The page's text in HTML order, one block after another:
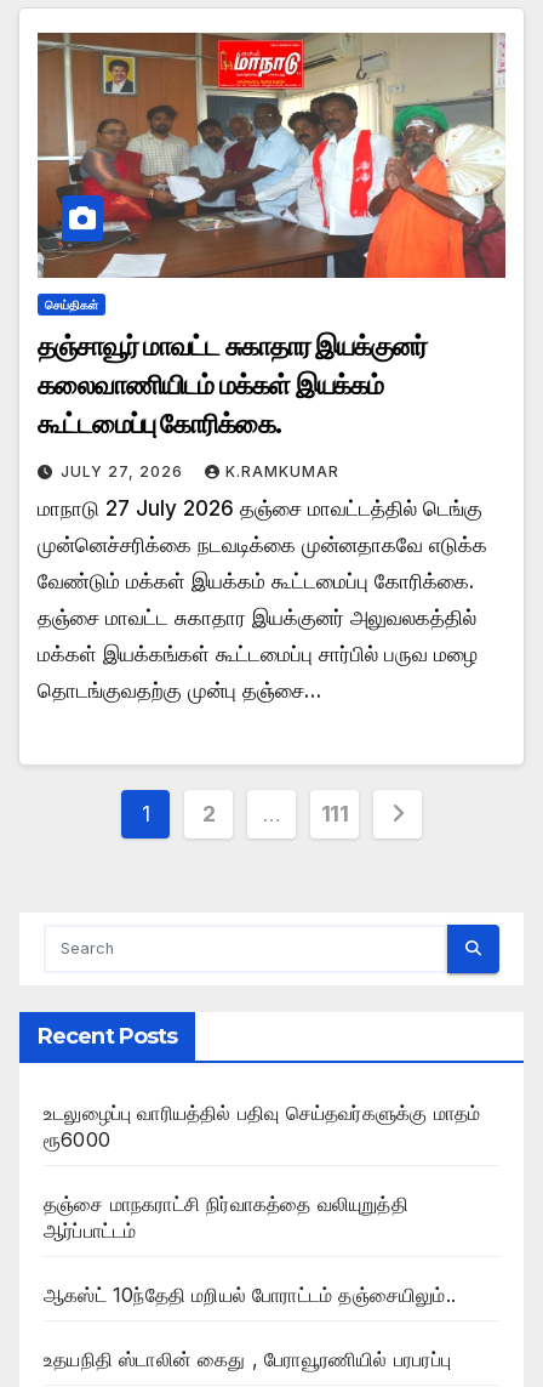
செய்திகள்
தஞ்சாவூர் மாவட்ட சுகாதார இயக்குனர்
கலைவாணியிடம் மக்கள் இயக்கம்
கூட்டமைப்பு கோரிக்கை.
JULY 27, 2026 K.RAMKUMAR
மாநாடு 27 July 2026 தஞ்சை மாவட்டத்தில் டெங்கு
முன்னெச்சரிக்கை நடவடிக்கை முன்னதாகவே எடுக்க
வேண்டும் மக்கள் இயக்கம் கூட்டமைப்பு கோரிக்கை.
தஞ்சை மாவட்ட சுகாதார இயக்குனர் அலுவலகத்தில்
மக்கள் இயக்கங்கள் கூட்டமைப்பு சார்பில் பருவ மழை
தொடங்குவதற்கு முன்பு தஞ்சை…
Posts
1 2 … 111
Recent Posts
உடலுழைப்பு வாரியத்தில் பதிவு செய்தவர்களுக்கு மாதம்
ரூ6000
தஞ்சை மாநகராட்சி நிர்வாகத்தை வலியுறுத்தி
ஆர்ப்பாட்டம்
ஆகஸ்ட் 10ந்தேதி மறியல் போராட்டம் தஞ்சையிலும்..
உதயநிதி ஸ்டாலின் கைது , பேராவூரணியில் பரபரப்பு